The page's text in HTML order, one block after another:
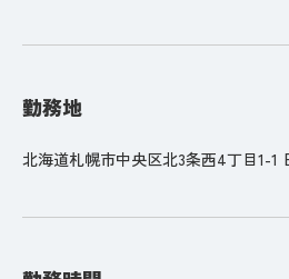
勤務地
北海道札幌市中央区北3条西4丁目1-1